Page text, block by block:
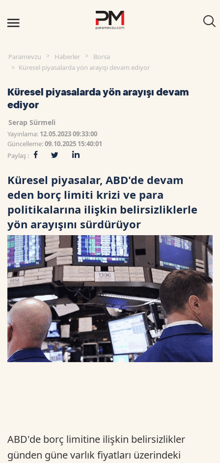
Paramevzu Haberler
Borsa
Küresel piyasalarda yön arayışı devam ediyor
Küresel piyasalarda yön arayışı devam
ediyor
Serap Sürmeli
Yayınlama: 12.05.2023 09:33:00
Güncelleme:09.10.2025 15:40:01
Paylaş :
Küresel piyasalar, ABD'de devam
eden borç limiti krizi ve para
politikalarına ilişkin belirsizliklerle
yön arayışını sürdürüyor
ABD'de borç limitine ilişkin belirsizlikler
günden güne varlık fiyatları üzerindeki